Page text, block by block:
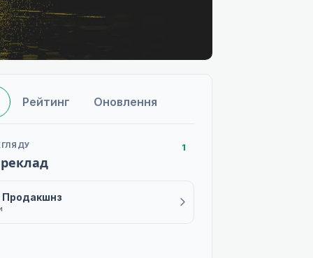
Рейтинг Оновлення
1